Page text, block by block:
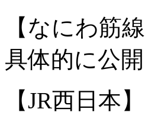
【なにわ筋
具体的に公
【JR西日本